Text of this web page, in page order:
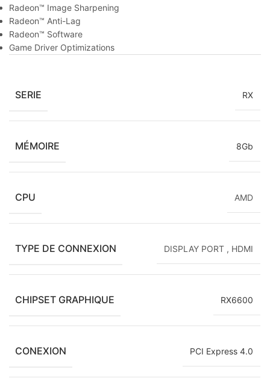
Radeon™ Image Sharpening
Radeon™ Anti-Lag
Radeon™ Software
Game Driver Optimizations
SERIE RX
MÉMOIRE 8Gb
CPU AMD
TYPE DE CONNEXION DISPLAY PORT , HDMI
CHIPSET GRAPHIQUE RX6600
CONEXION PCI Express 4.0